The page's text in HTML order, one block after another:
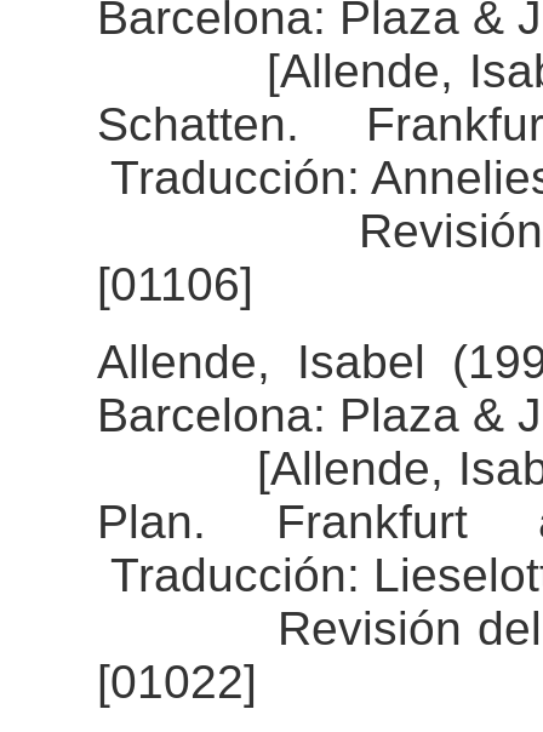
Barcelona: Plaza &
[Allende, Isabel
Schatten.
Traducción:
Revisión del
[01106]
Allende, Isabel
Barcelona: Plaza &
[Allende, Isabel
Plan. Frankfurt
Traducción:
Revisión del
[01022]